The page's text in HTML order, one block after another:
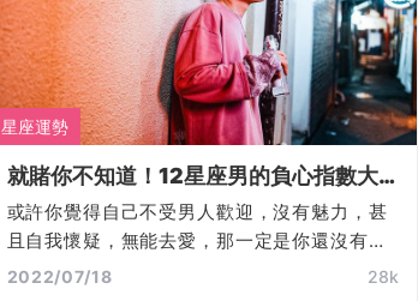
星座運勢
就賭你不知道！12星座男的負心指數大
公開：巨蟹超安全、獅子讓人跌破眼鏡；
負心男第一名你絕對猜不到！請參考月亮
星座喔。
或許你覺得自己不受男人歡迎，沒有魅力，甚
且自我懷疑，無能去愛，那一定是你還沒有遇
到發現屬於你的美的男人。每個人都應該看！
2022/07/18 28k